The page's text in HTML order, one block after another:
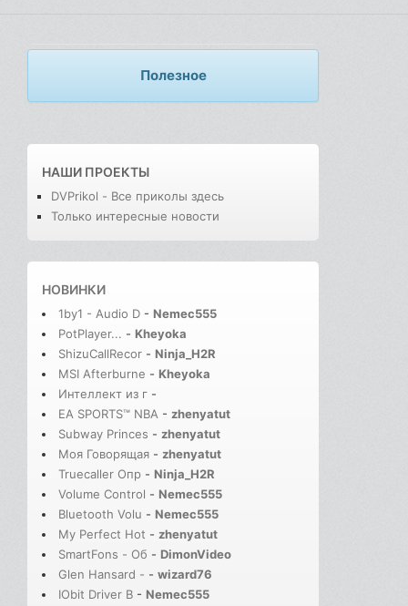
Полезное
НАШИ ПРОЕКТЫ
DVPrikol - Все приколы здесь
Только интересные новости
НОВИНКИ
1by1 - Audio D - Nemec555
PotPlayer... - Kheyoka
ShizuCallRecor - Ninja_H2R
MSI Afterburne - Kheyoka
Интеллект из г -
EA SPORTS™ NBA - zhenyatut
Subway Princes - zhenyatut
Моя Говорящая - zhenyatut
Truecaller Опр - Ninja_H2R
Volume Control - Nemec555
Bluetooth Volu - Nemec555
My Perfect Hot - zhenyatut
SmartFons - Об - DimonVideo
Glen Hansard - - wizard76
IObit Driver B - Nemec555